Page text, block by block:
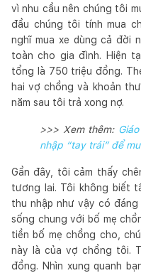
vì nhu cầu nên chúng tôi
đầu chúng tôi tính mua
nghĩ mua xe dùng cả đời
toàn cho gia đình. Hiện
tổng là 750 triệu đồng.
hai vợ chồng và khoản
năm sau tôi trả xong nợ.
>>> Xem thêm:
nhập “tay trái” để
Gần đây, tôi cảm thấy
tương lai. Tôi không biết
thu nhập như vậy có
sống chung với bố mẹ
tiền bố mẹ chồng cho,
này là của vợ chồng tôi.
đồng. Nhìn xung quanh